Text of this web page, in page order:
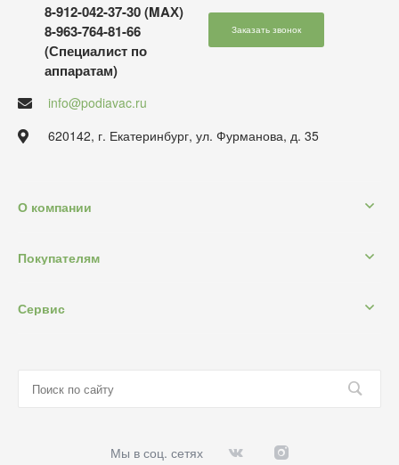
8-912-042-37-30 (MAХ)
8-963-764-81-66
(Специалист по
аппаратам)
Заказать звонок
info@podiavac.ru
620142, г. Екатеринбург, ул. Фурманова, д. 35
О компании
Покупателям
Сервис
Мы в соц. сетях